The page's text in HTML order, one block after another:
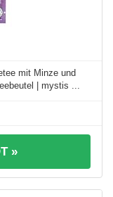
mit Minze und
| mystis ...
»